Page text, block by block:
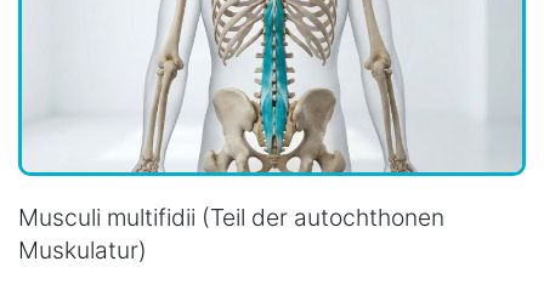
Musculi multifidii (Teil der autochthonen
Muskulatur)